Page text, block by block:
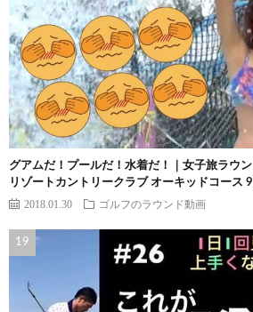
グアムだ！プールだ！水着だ！｜女子旅ラウ
リゾートカントリークラブ オーキッドコース
2018.01.30 ゴルフのラウンド動画